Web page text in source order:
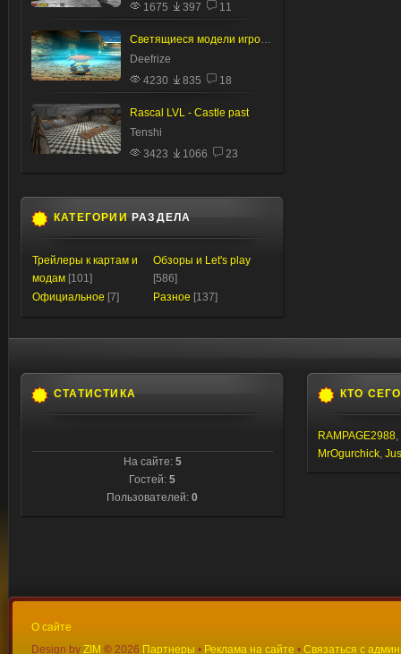
1675
397 11
Светящиеся модели игроков
Deefrize
4230
835 18
Rascal LVL - Castle past
Tenshi
3423
1066 23
КАТЕГОРИИ РАЗДЕЛА
Трейлеры к картам и
модам [101]
Обзоры и Let's play
[586]
Официальное [7] Разное [137]
СТАТИСТИКА
На сайте: 5
Гостей: 5
Пользователей: 0
КТО
RAMPAGE2988,
MrOgurchick,
О сайте
Design by ZIM © 2026 Партнеры • Реклама на сайте • Связаться с